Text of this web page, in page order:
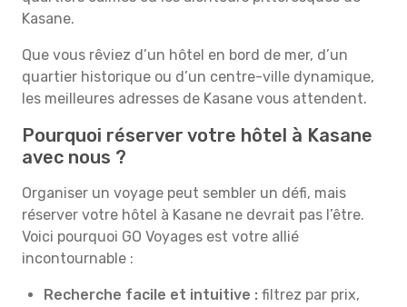
Kasane.
Que vous rêviez d’un hôtel en bord de mer, d’un
quartier historique ou d’un centre-ville dynamique,
les meilleures adresses de Kasane vous attendent.
Pourquoi réserver votre hôtel à Kasane
avec nous ?
Organiser un voyage peut sembler un défi, mais
réserver votre hôtel à Kasane ne devrait pas l’être.
Voici pourquoi GO Voyages est votre allié
incontournable :
Recherche facile et intuitive : filtrez par prix,